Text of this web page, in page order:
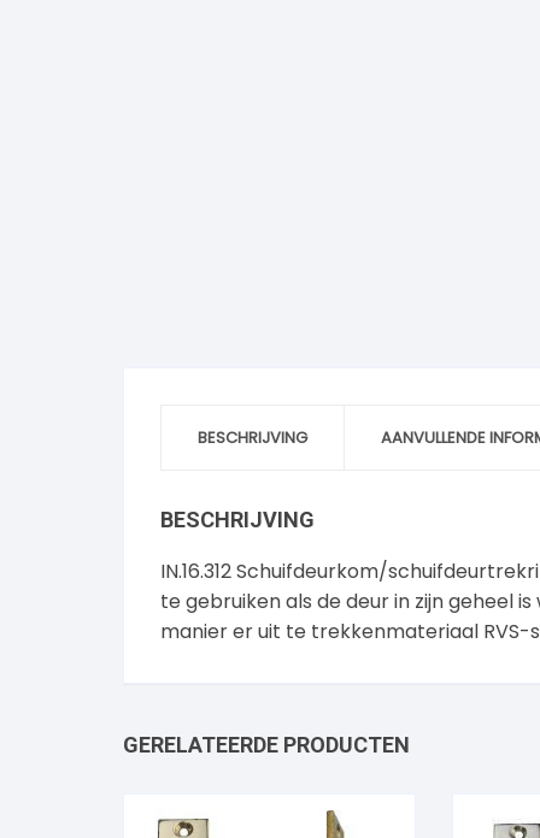
BESCHRIJVING AANVULLENDE
BESCHRIJVING
IN.16.312 Schuifdeurkom/
te gebruiken als de deur in zijn geheel
manier er uit te trekkenmateriaal RVS-
GERELATEERDE PRODUCTEN